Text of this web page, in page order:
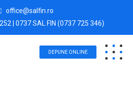
office@salfin.ro
| 0737 SAL FIN (0737 725 346)
DEPUNE ONLINE